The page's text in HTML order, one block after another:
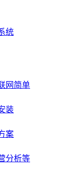
统
网简单
装
案
分析等